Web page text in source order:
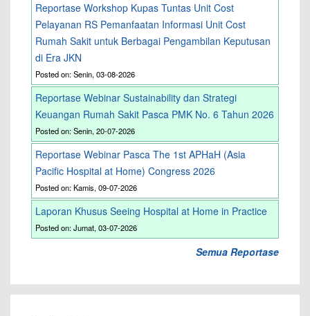
Reportase Workshop Kupas Tuntas Unit Cost
Pelayanan RS Pemanfaatan Informasi Unit Cost
Rumah Sakit untuk Berbagai Pengambilan Keputusan
di Era JKN
Posted on: Senin, 03-08-2026
Reportase Webinar Sustainability dan Strategi
Keuangan Rumah Sakit Pasca PMK No. 6 Tahun 2026
Posted on: Senin, 20-07-2026
Reportase Webinar Pasca The 1st APHaH (Asia
Pacific Hospital at Home) Congress 2026
Posted on: Kamis, 09-07-2026
Laporan Khusus Seeing Hospital at Home in Practice
Posted on: Jumat, 03-07-2026
Semua Reportase